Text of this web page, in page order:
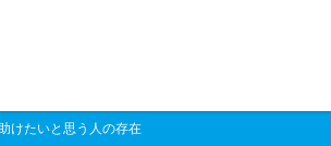
けたいと思う人の存在